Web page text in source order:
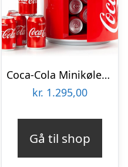
Coca-Cola Minikøleskab
kr. 1.295,00
Gå til shop